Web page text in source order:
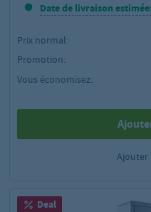
Date de livraison
Prix normal:
Promotion:
Vous économisez:
Ajouter
Deal